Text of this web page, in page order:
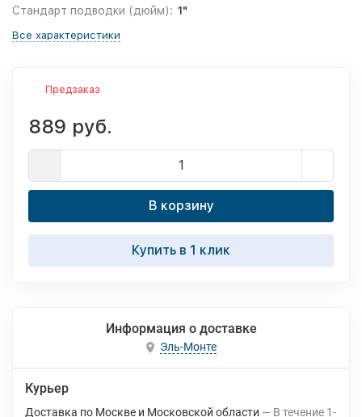
Стандарт подводки (дюйм): 1"
Все характеристики
Предзаказ
889 руб.
В корзину
Купить в 1 клик
Информация о доставке
Эль-Монте
Курьер
Доставка по Москве и Московской области В течение 1-